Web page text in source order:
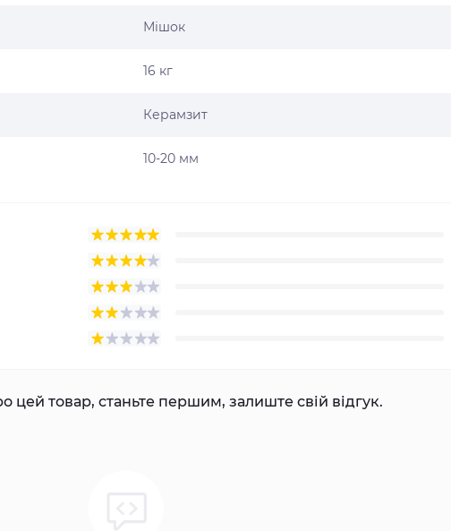
Мішок
16 кг
Керамзит
10-20 мм
цей товар, станьте першим, залиште свій відгук.